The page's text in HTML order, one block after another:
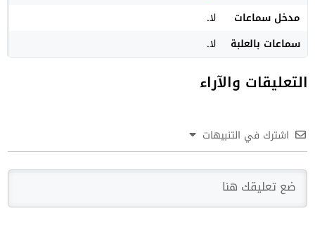
مدخل سماعات
لا.
سماعات بالعلبة
لا.
التعليقات والآراء
اشترك في التنبيهات